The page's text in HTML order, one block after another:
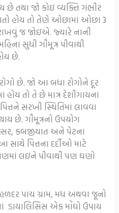
છે તથા જો કોઇ વ્યક્તિ ગંભીર
હોય તો તેણે ઓછામાં ઓછા 3
જ જોઇએ. જ્યારે નાની
સુધી ગૌમૂત્ર પીવાથી
છે.
છે. જો આ બધા રોગોને દૂર
હોય તો તે છે માત્ર દેશીગાયના
સરખી સ્થિતિમાં લાવવા
છે. ગૌમૂત્રનો ઉપયોગ
કબજીયાત અને પેટના
સાથે પિત્તના દર્દીઓ માટે
લઇને પીવાથી પણ ઘણો
હળદર પાંચ ગ્રામ, મધ અથવા જૂનો
ડાયાલિસિસ એક મોંઘો ઉપાય